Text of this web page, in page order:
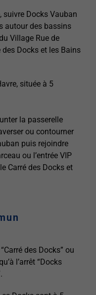
suivre Docks Vauban
autour des bassins
Village Rue de
des Docks et les Bains
située à 5
la passerelle
ou contourner
puis rejoindre
ou l’entrée VIP
Carré des Docks et
des Docks” ou
l’arrêt “Docks